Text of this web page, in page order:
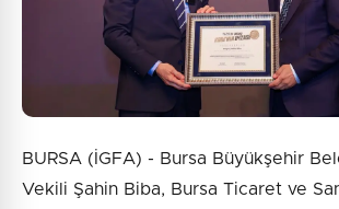
BURSA (İGFA) - Bursa Büyükşehir
Vekili Şahin Biba, Bursa Ticaret ve